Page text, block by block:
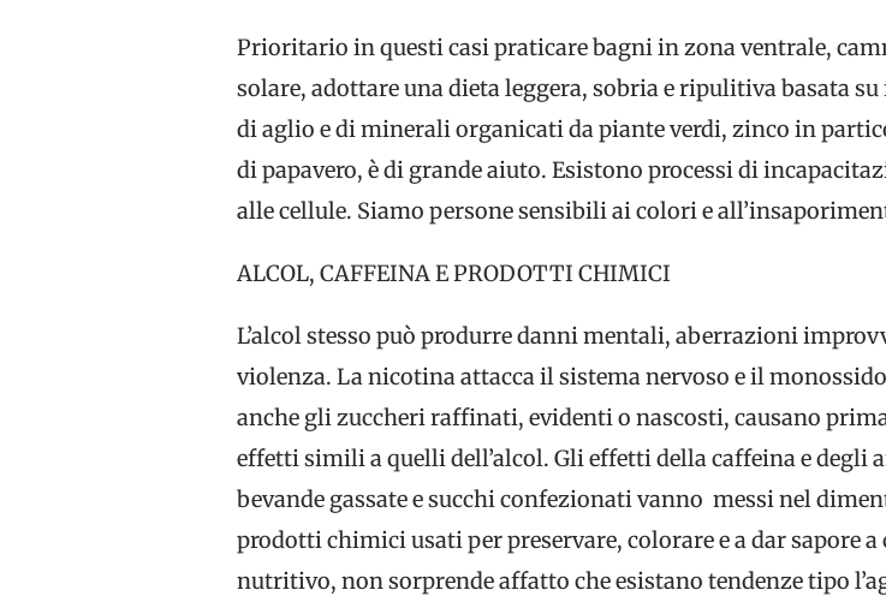
Prioritario in questi casi praticare bagni in zona ventrale,
solare, adottare una dieta leggera, sobria e ripulitiva basata
di aglio e di minerali organicati da piante verdi, zinco in
di papavero, è di grande aiuto. Esistono processi di
alle cellule. Siamo persone sensibili ai colori e
ALCOL, CAFFEINA E PRODOTTI CHIMICI
L’alcol stesso può produrre danni mentali, aberrazioni
violenza. La nicotina attacca il sistema nervoso e il
anche gli zuccheri raffinati, evidenti o nascosti, causano
effetti simili a quelli dell’alcol. Gli effetti della caffeina e degli
bevande gassate e succhi confezionati vanno messi nel
prodotti chimici usati per preservare, colorare e a dar sapore
nutritivo, non sorprende affatto che esistano tendenze tipo